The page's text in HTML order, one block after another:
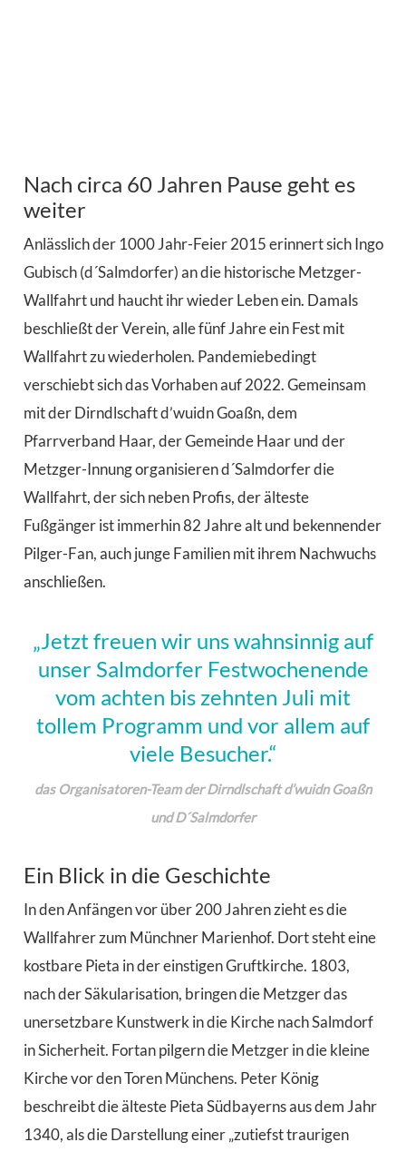
Nach circa 60 Jahren Pause geht es
weiter
Anlässlich der 1000 Jahr-Feier 2015 erinnert sich Ingo
Gubisch (d´Salmdorfer) an die historische Metzger-
Wallfahrt und haucht ihr wieder Leben ein. Damals
beschließt der Verein, alle fünf Jahre ein Fest mit
Wallfahrt zu wiederholen. Pandemiebedingt
verschiebt sich das Vorhaben auf 2022. Gemeinsam
mit der Dirndlschaft d’wuidn Goaßn, dem
Pfarrverband Haar, der Gemeinde Haar und der
Metzger-Innung organisieren d´Salmdorfer die
Wallfahrt, der sich neben Profis, der älteste
Fußgänger ist immerhin 82 Jahre alt und bekennender
Pilger-Fan, auch junge Familien mit ihrem Nachwuchs
anschließen.
„Jetzt freuen wir uns wahnsinnig auf
unser Salmdorfer Festwochenende
vom achten bis zehnten Juli mit
tollem Programm und vor allem auf
viele Besucher.“
das Organisatoren-Team der Dirndlschaft d’wuidn Goaßn
und D´Salmdorfer
Ein Blick in die Geschichte
In den Anfängen vor über 200 Jahren zieht es die
Wallfahrer zum Münchner Marienhof. Dort steht eine
kostbare Pieta in der einstigen Gruftkirche. 1803,
nach der Säkularisation, bringen die Metzger das
unersetzbare Kunstwerk in die Kirche nach Salmdorf
in Sicherheit. Fortan pilgern die Metzger in die kleine
Kirche vor den Toren Münchens. Peter König
beschreibt die älteste Pieta Südbayerns aus dem Jahr
1340, als die Darstellung einer „zutiefst traurigen